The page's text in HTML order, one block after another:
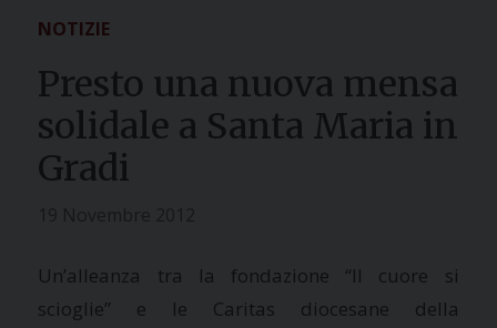
NOTIZIE
Presto una nuova mensa
solidale a Santa Maria in
Gradi
Un’alleanza tra la fondazione “Il cuore si
scioglie” e le Caritas diocesane della